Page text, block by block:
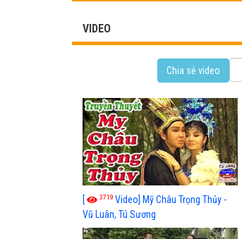
VIDEO
Chia sẻ video
[ 3719 Video] Mỹ Châu Trọng Thủy -
Vũ Luân, Tú Sương